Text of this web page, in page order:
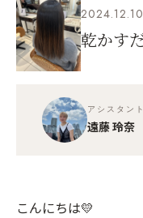
2024.12.10
乾かす
アシスタント
遠藤 玲奈
こんにちは💛